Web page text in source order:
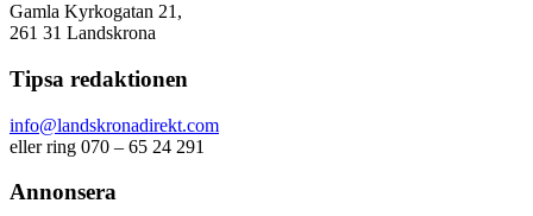
Gamla Kyrkogatan 21,
261 31 Landskrona
Tipsa redaktionen
info@landskronadirekt.com
eller ring 070 – 65 24 291
Annonsera